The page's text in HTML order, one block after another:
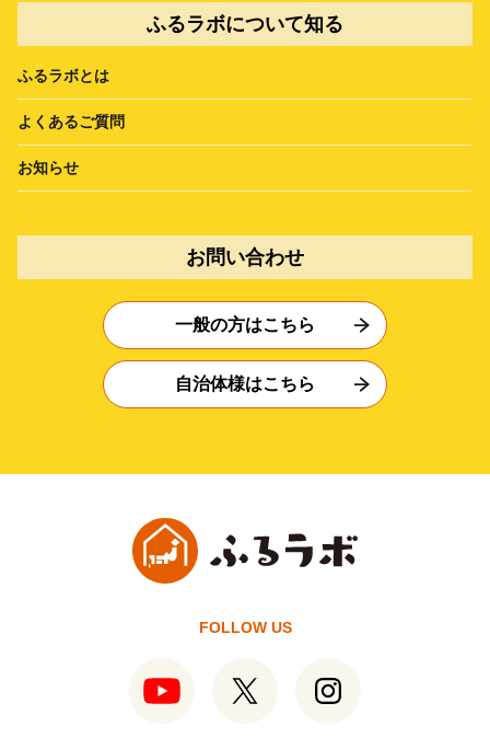
ふるラボについて知る
ふるラボとは
よくあるご質問
お知らせ
お問い合わせ
一般の方はこちら
自治体様はこちら
FOLLOW US